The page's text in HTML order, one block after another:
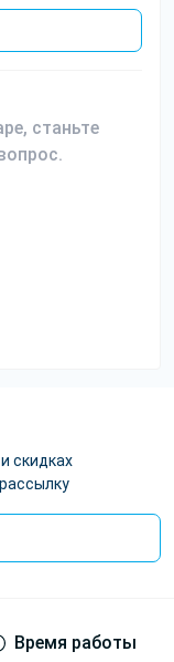
станьте
скидках
Время работы